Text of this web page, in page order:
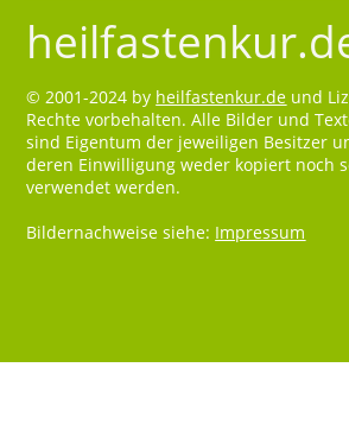
© 2001-2024 by heilfastenkur.de und
Rechte vorbehalten. Alle Bilder und
sind Eigentum der jeweiligen Besitzer
deren Einwilligung weder kopiert noch
verwendet werden.
Bildernachweise siehe: Impressum